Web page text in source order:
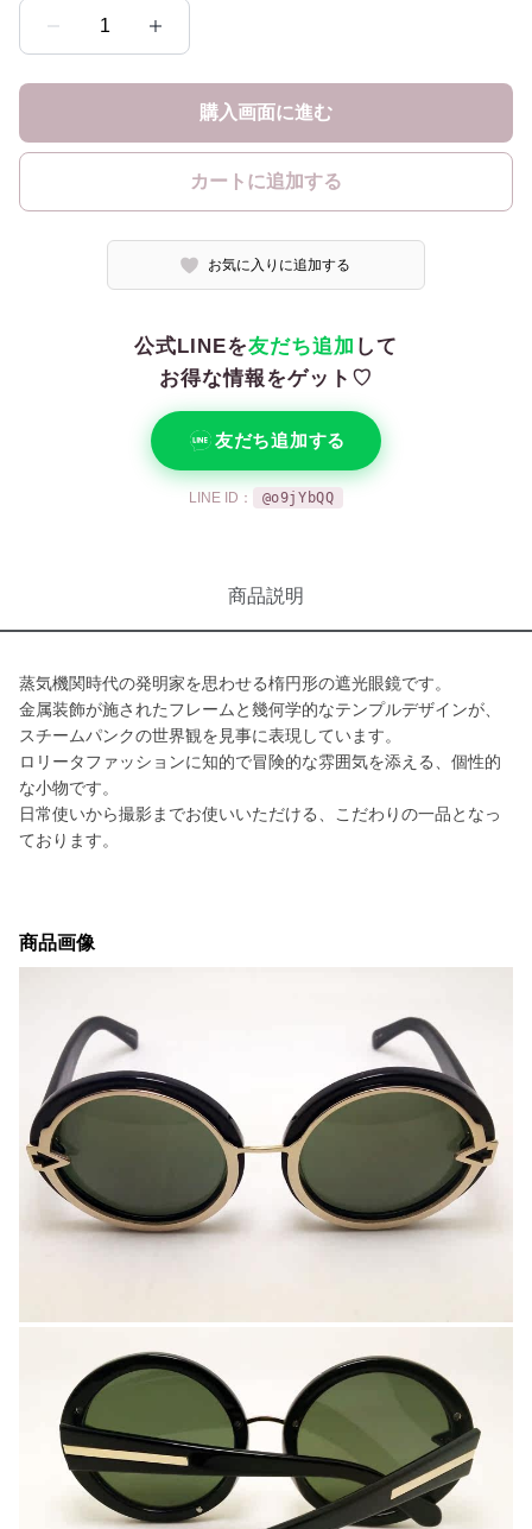
1
購入画面に進む
カートに追加する
お気に入りに追加する
公式LINEを友だち追加 して
お得な情報をゲット♡
友だち追加する
LINE ID： @o9jYbQQ
商品説明
蒸気機関時代の発明家を思わせる楕円形の遮光眼鏡です。
金属装飾が施されたフレームと幾何学的なテンプルデザインが、
スチームパンクの世界観を見事に表現しています。
ロリータファッションに知的で冒険的な雰囲気を添える、個性的
な小物です。
日常使いから撮影までお使いいただける、こだわりの一品となっ
ております。
商品画像